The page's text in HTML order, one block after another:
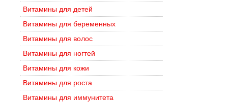
Витамины для детей
Витамины для беременных
Витамины для волос
Витамины для ногтей
Витамины для кожи
Витамины для роста
Витамины для иммунитета